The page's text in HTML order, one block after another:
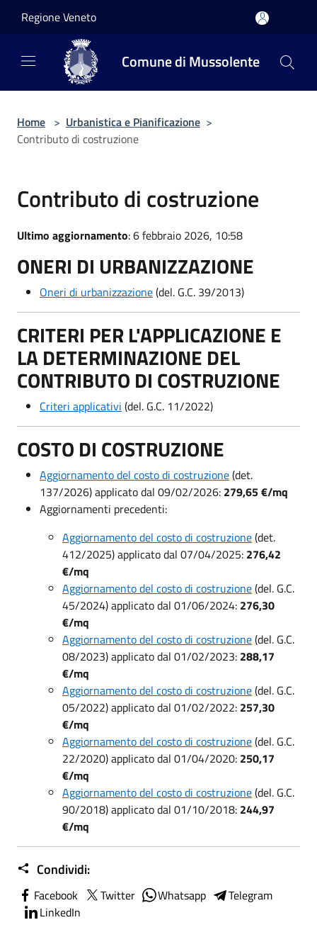
Regione Veneto
Comune di Mussolente
Home > Urbanistica e Pianificazione >
Contributo di costruzione
Contributo di costruzione
Ultimo aggiornamento: 6 febbraio 2026, 10:58
ONERI DI URBANIZZAZIONE
Oneri di urbanizzazione(del. G.C. 39/2013)
CRITERI PER L'APPLICAZIONE E
LA DETERMINAZIONE DEL
CONTRIBUTO DI COSTRUZIONE
Criteri applicativi (del. G.C. 11/2022)
COSTO DI COSTRUZIONE
Aggiornamento del costo di costruzione(det.
137/2026) applicato dal 09/02/2026: 279,65€/mq
Aggiornamenti precedenti:
Aggiornamento del costo di costruzione(det.
412/2025) applicato dal 07/04/2025: 276,42
€/mq
Aggiornamento del costo di costruzione(del. G.C.
45/2024) applicato dal 01/06/2024: 276,30
€/mq
Aggiornamento del costo di costruzione(del. G.C.
08/2023) applicato dal 01/02/2023: 288,17
€/mq
Aggiornamento del costo di costruzione(del. G.C.
05/2022) applicato dal 01/02/2022: 257,30
€/mq
Aggiornamento del costo di costruzione(del. G.C.
22/2020) applicato dal 01/04/2020: 250,17
€/mq
Aggiornamento del costo di costruzione(del. G.C.
90/2018) applicato dal 01/10/2018: 244,97
€/mq
Condividi:
Facebook Twitter Whatsapp
Telegram
LinkedIn